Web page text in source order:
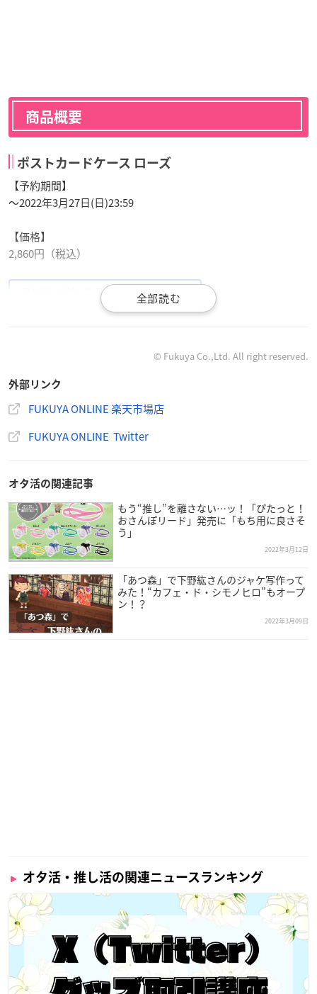
商品概要
ポストカードケース ローズ
【予約期間】
～2022年3月27日(日)23:59
【価格】
2,860円（税込）
FUKUYA ONLINE 楽天市場店で購入
📷𝐍𝐞𝐰 𝐈𝐭𝐞𝐦💚
ご要望の多かった、ポストカードがぴったり入るカードケ
ースが登場！
します♪
▽販売期間は3月27日(日)まで https://t.co/tYrjqaowYZ pic.t
witter.com/kDF3z1MI5y
— FUKUYA ONLINE フクヤオンライン (@fukuya_online)
arch 16, 2022
© Fukuya Co.,Ltd. All right reserved.
外部リンク
FUKUYA ONLINE 楽天市場店
FUKUYA ONLINE Twitter
オタ活の関連記事
もう“推し”を離さない…ッ！「ぴたっと！
おさんぽリード」発売に「もち用に良さそ
う」
2022年3月12日
「あつ森」で下野紘さんのジャケ写作って
みた！“カフェ・ド・シモノヒロ”もオープ
ン！？
2022年3月09日
オタ活・推し活の関連ニュースランキング